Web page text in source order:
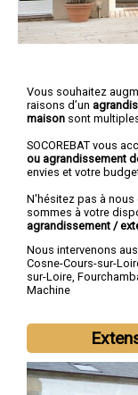
Vous souhaitez
raisons d’un
maison sont
SOCOREBAT vous
ou agrandissement
envies et votre
N'hésitez pas à
sommes à votre
agrandissement /
Nous intervenons
Cosne-Cours-sur-
sur-Loire,
Machine